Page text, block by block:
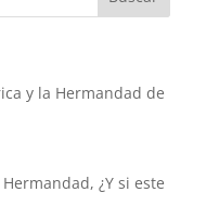
y la Hermandad de
¿Y si este